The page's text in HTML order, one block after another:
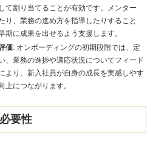
て割り当てることが有効です。メンター
り、業務の進め方を指導したりすること
期に成果を出せるよう支援します。
価: オンボーディングの初期段階では、定
、業務の進捗や適応状況についてフィード
より、新入社員が自身の成長を実感しやす
上につながります。
要性